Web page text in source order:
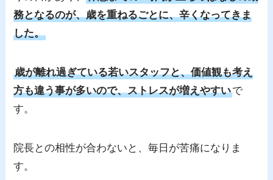
務となるのが、歳を重ねるごとに、辛くなってきま
した。
歳が離れ過ぎている若いスタッフと、価値観も考え
方も違う事が多いので、ストレスが増えやすいで
す。
院長との相性が合わないと、毎日が苦痛になりま
す。